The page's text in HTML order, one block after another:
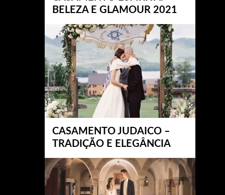
BELEZA E GLAMOUR 2021
CASAMENTO JUDAICO –
TRADIÇÃO E ELEGÂNCIA